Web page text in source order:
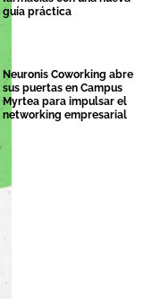
guía práctica
Neuronis Coworking abre
sus puertas en Campus
Myrtea para impulsar el
networking empresarial